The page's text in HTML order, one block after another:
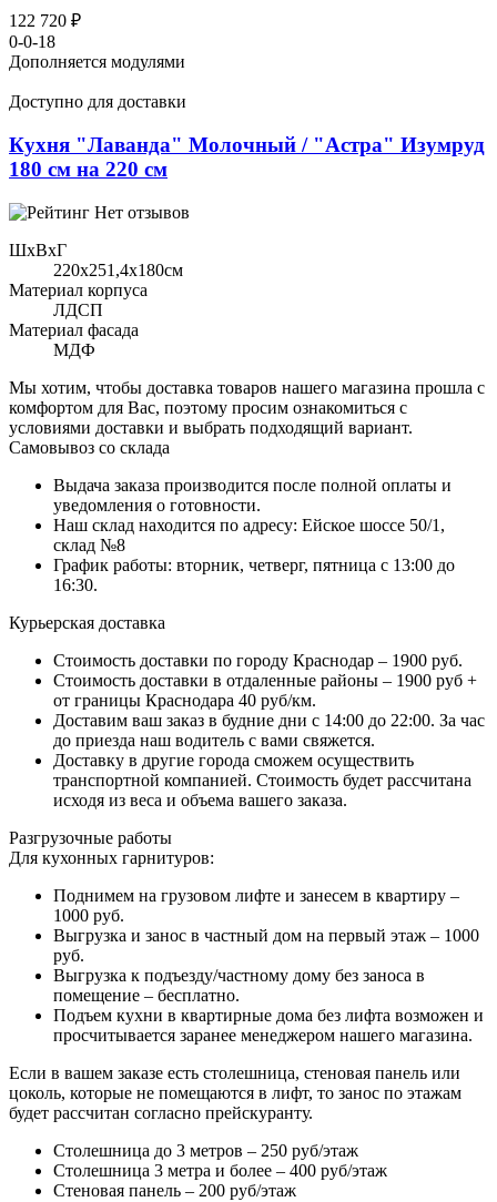
122 720 ₽
0-0-18
Дополняется модулями
Доступно для доставки
Кухня "Лаванда" Молочный / "Астра" Изумруд
180 см на 220 см
Нет отзывов
ШхВхГ
220x251,4х180см
Материал корпуса
ЛДСП
Материал фасада
МДФ
Мы хотим, чтобы доставка товаров нашего магазина прошла с
комфортом для Вас, поэтому просим ознакомиться с
условиями доставки и выбрать подходящий вариант.
Самовывоз со склада
Выдача заказа производится после полной оплаты и
уведомления о готовности.
Наш склад находится по адресу: Ейское шоссе 50/1,
склад №8
График работы: вторник, четверг, пятница с 13:00 до
16:30.
Курьерская доставка
Стоимость доставки по городу Краснодар – 1900 руб.
Стоимость доставки в отдаленные районы – 1900 руб +
от границы Краснодара 40 руб/км.
Доставим ваш заказ в будние дни с 14:00 до 22:00. За час
до приезда наш водитель с вами свяжется.
Доставку в другие города сможем осуществить
транспортной компанией. Стоимость будет рассчитана
исходя из веса и объема вашего заказа.
Разгрузочные работы
Для кухонных гарнитуров:
Поднимем на грузовом лифте и занесем в квартиру –
1000 руб.
Выгрузка и занос в частный дом на первый этаж – 1000
руб.
Выгрузка к подъезду/частному дому без заноса в
помещение – бесплатно.
Подъем кухни в квартирные дома без лифта возможен и
просчитывается заранее менеджером нашего магазина.
Если в вашем заказе есть столешница, стеновая панель или
цоколь, которые не помещаются в лифт, то занос по этажам
будет рассчитан согласно прейскуранту.
Столешница до 3 метров – 250 руб/этаж
Столешница 3 метра и более – 400 руб/этаж
Стеновая панель – 200 руб/этаж